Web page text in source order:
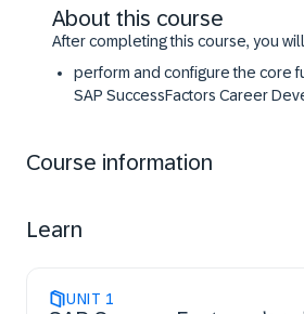
About this course
After completing this course, you
perform and configure the core
SAP SuccessFactors Career
configure additional features.
Course information
Learn
UNIT 1